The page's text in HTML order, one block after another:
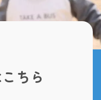
ちら